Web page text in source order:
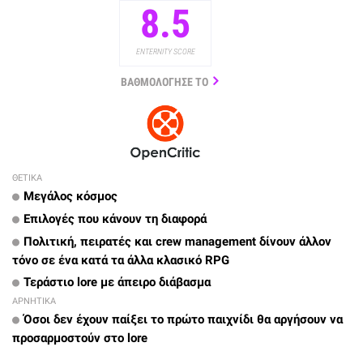
8.5
ENTERNITY SCORE
ΒΑΘΜΟΛΟΓΗΣΕ ΤΟ
ΘΕΤΙΚΑ
Μεγάλος κόσμος
Επιλογές που κάνουν τη διαφορά
Πολιτική, πειρατές και crew management δίνουν άλλον
τόνο σε ένα κατά τα άλλα κλασικό RPG
Τεράστιο lore με άπειρο διάβασμα
ΑΡΝΗΤΙΚΑ
Όσοι δεν έχουν παίξει το πρώτο παιχνίδι θα αργήσουν να
προσαρμοστούν στο lore